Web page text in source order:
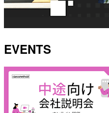
EVENTS